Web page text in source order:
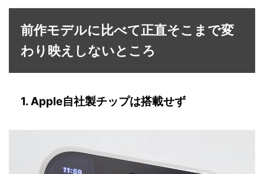
前作モデルに比べて正直そこまで変
わり映えしないところ
1. Apple自社製チップは搭載せず